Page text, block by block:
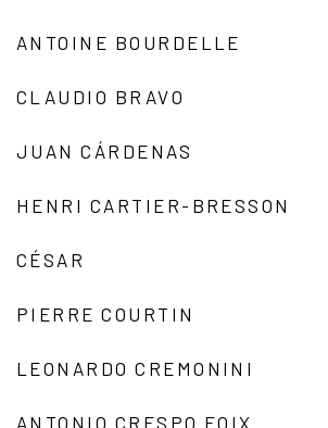
ANTOINE BOURDELLE
CLAUDIO BRAVO
JUAN CÁRDENAS
HENRI CARTIER-BRESSON
CÉSAR
PIERRE COURTIN
LEONARDO CREMONINI
ANTONIO CRESPO FOIX